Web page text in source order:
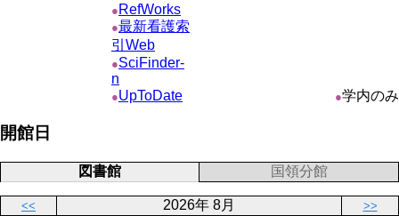
● RefWorks
●最新看護索
引Web
●SciFinder-
n
●UpToDate ●学内のみ
開館日
図書館 国領分館
<< 2026年 8月 >>